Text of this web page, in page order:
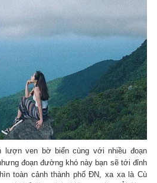
lượn ven bờ biển cùng với nhiều đoạn
đoạn đường khó này bạn sẽ tới đỉnh
toàn cảnh thành phố ĐN, xa xa là Cù